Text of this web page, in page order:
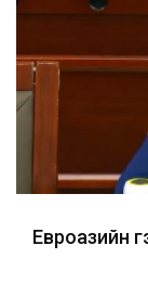
Евроазийн